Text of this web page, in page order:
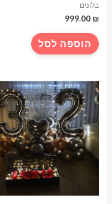
בלונים
999.00 ₪
הוספה לסל